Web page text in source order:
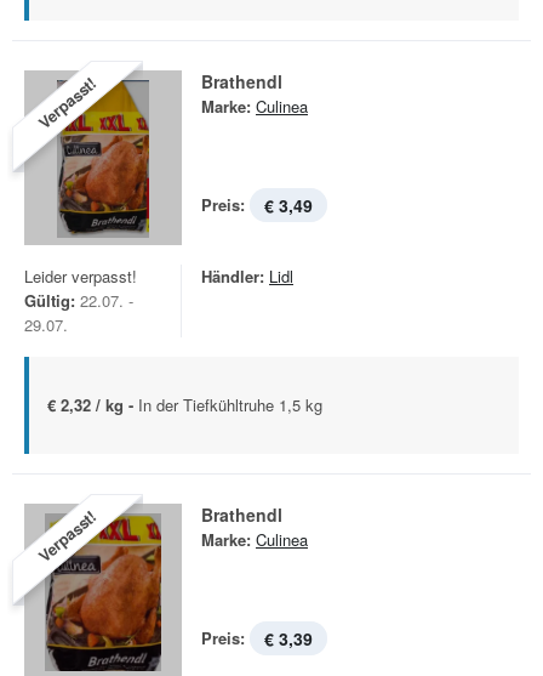
Verpasst! Brathendl
Marke: Culinea
Preis: € 3,49
Leider verpasst!
Gültig: 22.07. -
29.07.
Händler: Lidl
€ 2,32 / kg - In der Tiefkühltruhe 1,5 kg
Verpasst! Brathendl
Marke: Culinea
Preis: € 3,39